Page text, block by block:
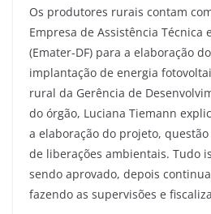
Os produtores rurais contam
Empresa de Assistência Técnica
(Emater-DF) para a elaboração
implantação de energia
rural da Gerência de
do órgão, Luciana Tiemann
a elaboração do projeto,
de liberações ambientais. Tudo
sendo aprovado, depois
fazendo as supervisões e